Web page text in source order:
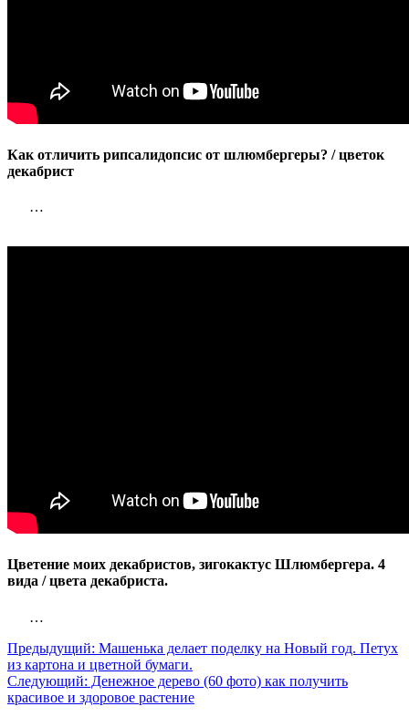
Как отличить рипсалидопсис от шлюмбергеры? / цветок
декабрист
…
Цветение моих декабристов, зигокактус Шлюмбергера. 4
вида / цвета декабриста.
…
Предыдущий: Машенька делает поделку на Новый год. Петух
из картона и цветной бумаги.
Следующий: Денежное дерево (60 фото) как получить
красивое и здоровое растение